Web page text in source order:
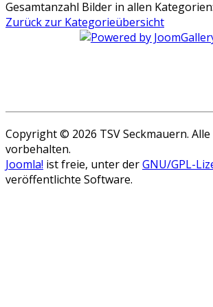
Gesamtanzahl Bilder in allen
Zurück zur Kategorieübersicht
Copyright © 2026 TSV Seckmauern. Alle
vorbehalten.
Joomla! ist freie, unter derGNU/GPL-
veröffentlichte Software.